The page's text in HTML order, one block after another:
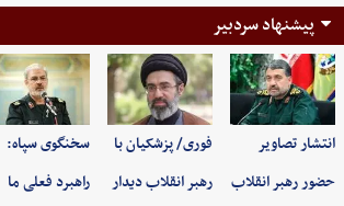
پیشنهاد سردبیر
انتشار تصاویر
حضور رهبر انقلاب
فوری/ پزشکیان با
رهبر انقلاب دیدار
سخنگوی سپاه:
راهبرد فعلی ما